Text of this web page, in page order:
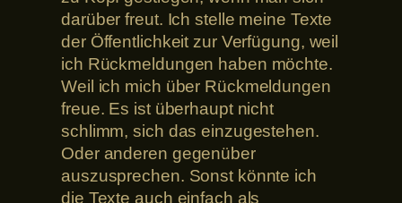
darüber freut. Ich stelle meine Texte
der Öffentlichkeit zur Verfügung, weil
ich Rückmeldungen haben möchte.
Weil ich mich über Rückmeldungen
freue. Es ist überhaupt nicht
schlimm, sich das einzugestehen.
Oder anderen gegenüber
auszusprechen. Sonst könnte ich
die Texte auch einfach als